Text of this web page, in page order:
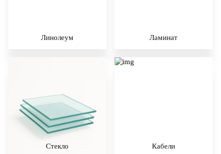
Линолеум Ламинат
Стекло Кабели